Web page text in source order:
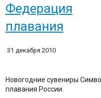
Федерация
плавания
31 декабря 2010
Новогодние сувениры
плавания России.